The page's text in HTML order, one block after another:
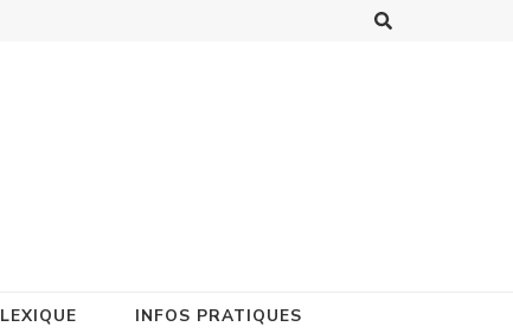
LEXIQUE INFOS PRATIQUES